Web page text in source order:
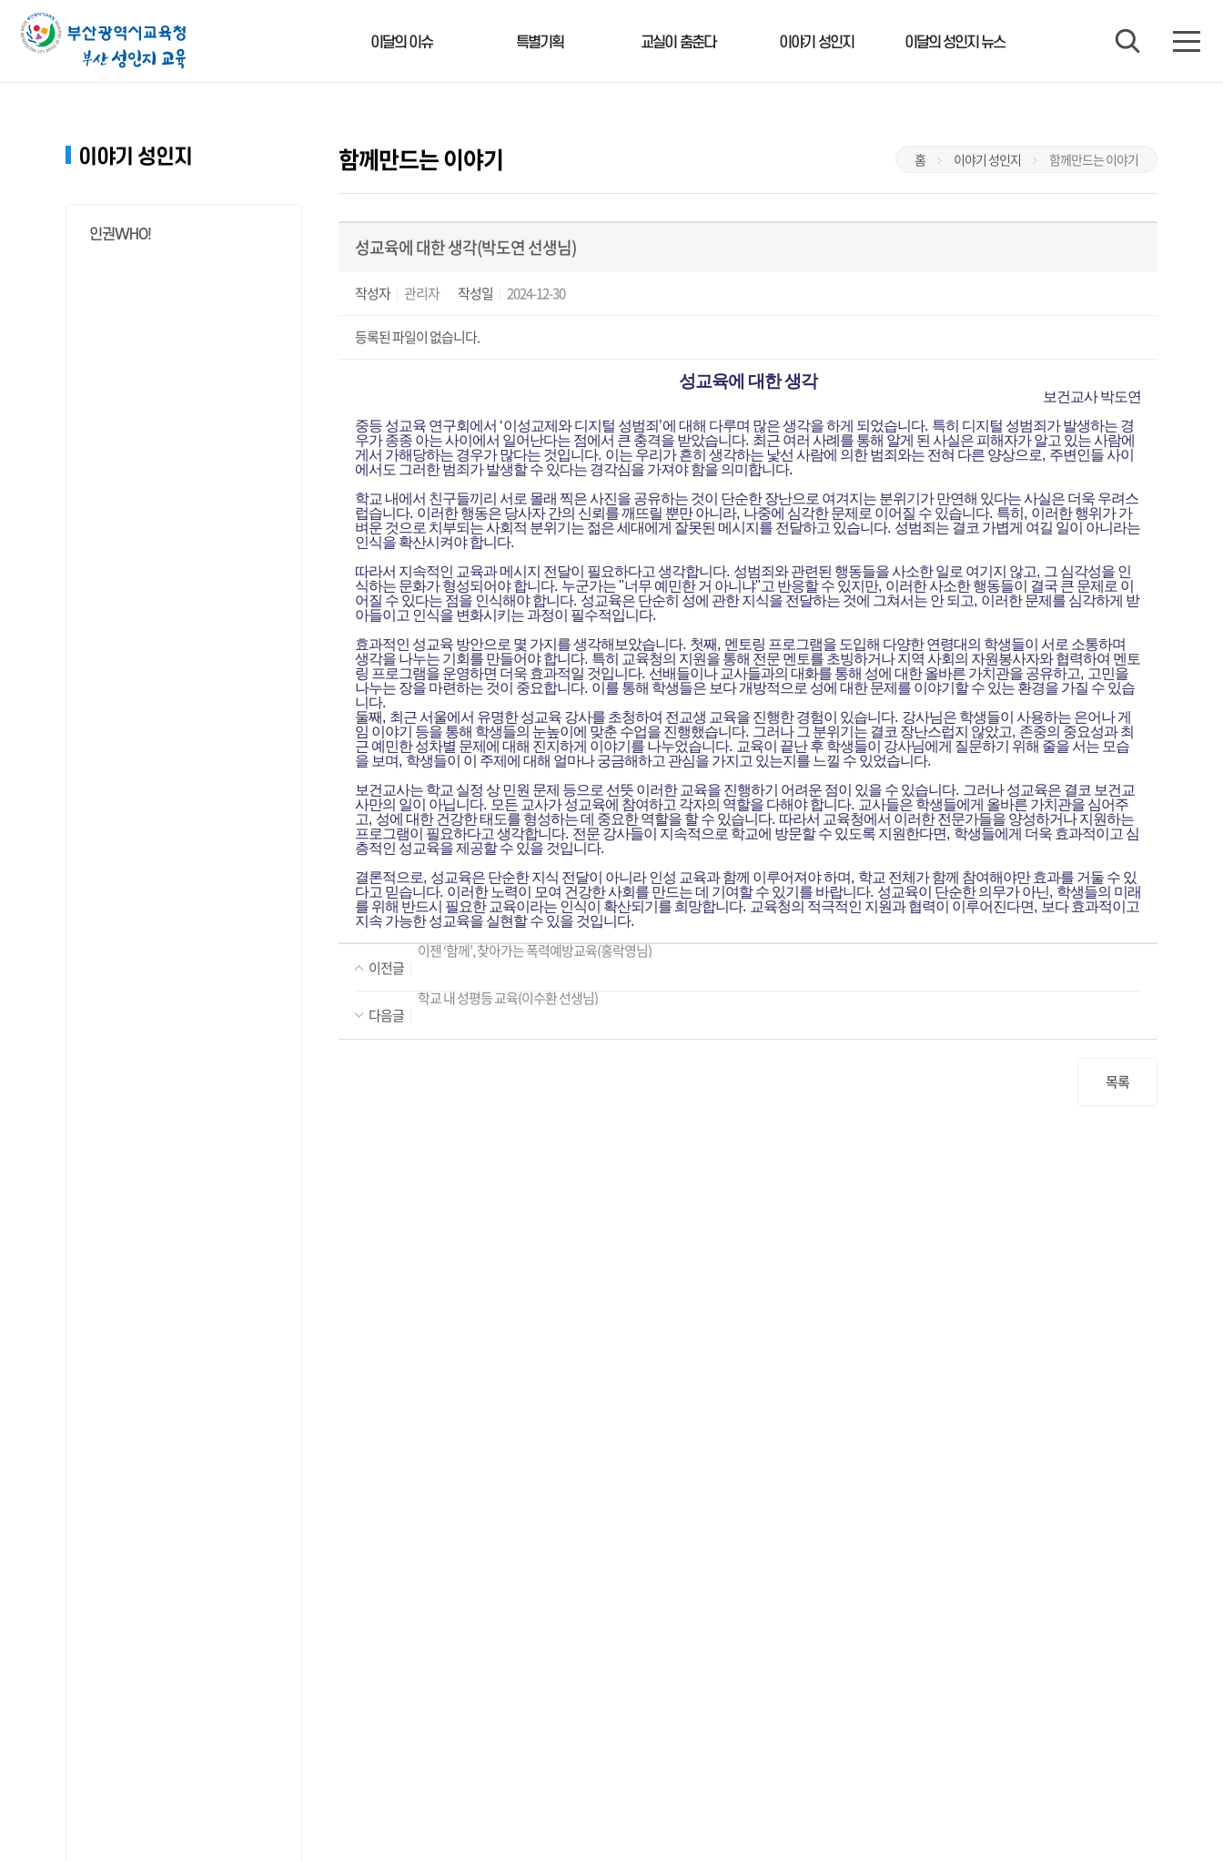
이달의 이슈 특별기획 교실이 춤춘다 이야기 성인지 이달의 성인지 뉴스
이야기 성인지
인권WHO!
함께만드는 이야기 홈 이야기 성인지 함께만드는 이야기
성교육에 대한 생각(박도연 선생님)
작성자 관리자 작성일 2024-12-30
등록된 파일이 없습니다.
성교육에 대한 생각
보건교사 박도연
중등 성교육 연구회에서 ‘이성교제와 디지털 성범죄 ’에 대해 다루며 많은 생각을 하게 되었습니다. 특히 디지털 성범죄가 발생하는 경
우가 종종 아는 사이에서 일어난다는 점에서 큰 충격을 받았습니다. 최근 여러 사례를 통해 알게 된 사실은 피해자가 알고 있는 사람에
게서 가해당하는 경우가 많다는 것입니다. 이는 우리가 흔히 생각하는 낯선 사람에 의한 범죄와는 전혀 다른 양상으로, 주변인들 사이
에서도 그러한 범죄가 발생할 수 있다는 경각심을 가져야 함을 의미합니다.
학교 내에서 친구들끼리 서로 몰래 찍은 사진을 공유하는 것이 단순한 장난으로 여겨지는 분위기가 만연해 있다는 사실은 더욱 우려스
럽습니다. 이러한 행동은 당사자 간의 신뢰를 깨뜨릴 뿐만 아니라, 나중에 심각한 문제로 이어질 수 있습니다. 특히 , 이러한 행위가 가
벼운 것으로 치부되는 사회적 분위기는 젊은 세대에게 잘못된 메시지를 전달하고 있습니다. 성범죄는 결코 가볍게 여길 일이 아니라는
인식을 확산시켜야 합니다.
따라서 지속적인 교육과 메시지 전달이 필요하다고 생각합니다. 성범죄와 관련된 행동들을 사소한 일로 여기지 않고, 그 심각성을 인
식하는 문화가 형성되어야 합니다. 누군가는"너무 예민한 거 아니냐"고 반응할 수 있지만, 이러한 사소한 행동들이 결국 큰 문제로 이
어질 수 있다는 점을 인식해야 합니다. 성교육은 단순히 성에 관한 지식을 전달하는 것에 그쳐서는 안 되고, 이러한 문제를 심각하게 받
아들이고 인식을 변화시키는 과정이 필수적입니다.
효과적인 성교육 방안으로 몇 가지를 생각해보았습니다. 첫째, 멘토링 프로그램을 도입해 다양한 연령대의 학생들이 서로 소통하며
생각을 나누는 기회를 만들어야 합니다. 특히 교육청의 지원을 통해 전문 멘토를 초빙하거나 지역 사회의 자원봉사자와 협력하여 멘토
링 프로그램을 운영하면 더욱 효과적일 것입니다. 선배들이나 교사들과의 대화를 통해 성에 대한 올바른 가치관을 공유하고, 고민을
나누는 장을 마련하는 것이 중요합니다. 이를 통해 학생들은 보다 개방적으로 성에 대한 문제를 이야기할 수 있는 환경을 가질 수 있습
니다.
둘째, 최근 서울에서 유명한 성교육 강사를 초청하여 전교생 교육을 진행한 경험이 있습니다. 강사님은 학생들이 사용하는 은어나 게
임 이야기 등을 통해 학생들의 눈높이에 맞춘 수업을 진행했습니다. 그러나 그 분위기는 결코 장난스럽지 않았고, 존중의 중요성과 최
근 예민한 성차별 문제에 대해 진지하게 이야기를 나누었습니다. 교육이 끝난 후 학생들이 강사님에게 질문하기 위해 줄을 서는 모습
을 보며, 학생들이 이 주제에 대해 얼마나 궁금해하고 관심을 가지고 있는지를 느낄 수 있었습니다.
보건교사는 학교 실정 상 민원 문제 등으로 선뜻 이러한 교육을 진행하기 어려운 점이 있을 수 있습니다. 그러나 성교육은 결코 보건교
사만의 일이 아닙니다. 모든 교사가 성교육에 참여하고 각자의 역할을 다해야 합니다. 교사들은 학생들에게 올바른 가치관을 심어주
고, 성에 대한 건강한 태도를 형성하는 데 중요한 역할을 할 수 있습니다. 따라서 교육청에서 이러한 전문가들을 양성하거나 지원하는
프로그램이 필요하다고 생각합니다. 전문 강사들이 지속적으로 학교에 방문할 수 있도록 지원한다면, 학생들에게 더욱 효과적이고 심
층적인 성교육을 제공할 수 있을 것입니다.
결론적으로, 성교육은 단순한 지식 전달이 아니라 인성 교육과 함께 이루어져야 하며, 학교 전체가 함께 참여해야만 효과를 거둘 수 있
다고 믿습니다. 이러한 노력이 모여 건강한 사회를 만드는 데 기여할 수 있기를 바랍니다. 성교육이 단순한 의무가 아닌, 학생들의 미래
를 위해 반드시 필요한 교육이라는 인식이 확산되기를 희망합니다. 교육청의 적극적인 지원과 협력이 이루어진다면, 보다 효과적이고
지속 가능한 성교육을 실현할 수 있을 것입니다.
이전글
이젠 ‘함께’, 찾아가는 폭력예방교육(홍락영님)
다음글
학교 내 성평등 교육(이수환 선생님)
목록